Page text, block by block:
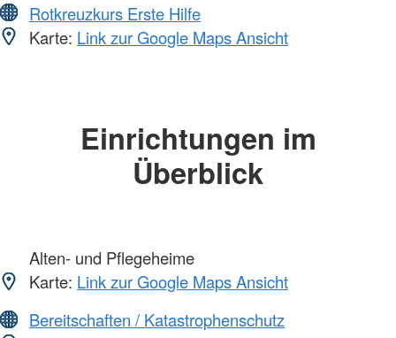
Rotkreuzkurs Erste Hilfe
Karte: Link zur Google Maps Ansicht
Einrichtungen im
Überblick
Alten- und Pflegeheime
Karte: Link zur Google Maps Ansicht
Bereitschaften / Katastrophenschutz